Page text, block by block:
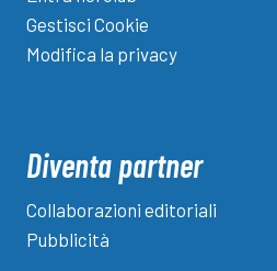
Gestisci Cookie
Modifica la privacy
Diventa partner
Collaborazioni editoriali
Pubblicità